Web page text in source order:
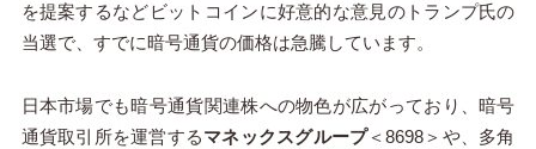
を提案するなどビットコインに好意的な意見のトランプ氏の
当選で、すでに暗号通貨の価格は急騰しています。
日本市場でも暗号通貨関連株への物色が広がっており、暗号
通貨取引所を運営するマネックスグループ＜8698＞や、多角